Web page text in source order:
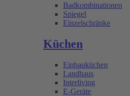
Badkombinationen
Spiegel
Einzelschränke
Küchen
Einbauküchen
Landhaus
Interliving
E-Geräte